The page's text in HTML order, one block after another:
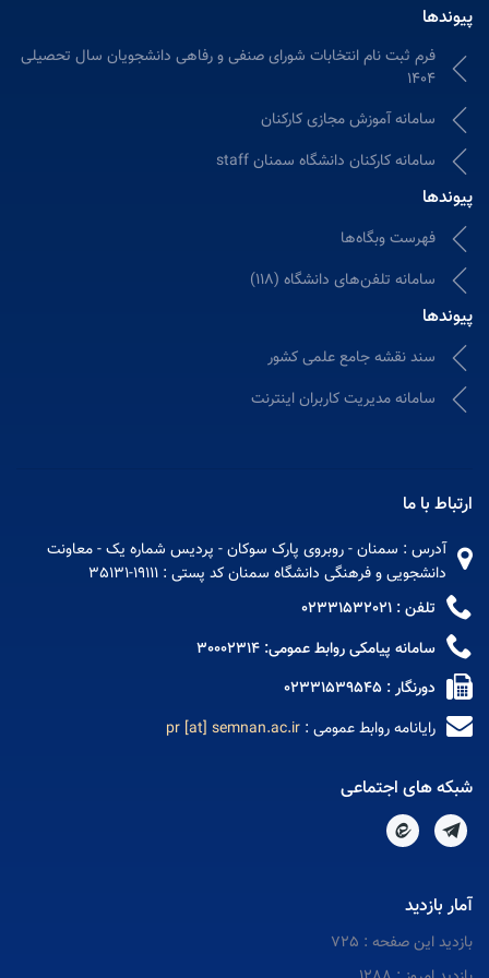
فرم ثبت نام انتخابات شورای صنفی و رفاهی دانشجویان سال تحصیلی
1404
سامانه آموزش مجازی كاركنان
سامانه کارکنان دانشگاه سمنان staff
فهرست وبگاه‌ها
سامانه تلفن‌های دانشگاه (118)
سند نقشه جامع علمی کشور
سامانه مدیریت کاربران اینترنت
با ما
آدرس : سمنان - روبروی پارک سوکان - پردیس شماره یک - معاونت
دانشجویی و فرهنگی دانشگاه سمنان کد پستی : 19111-35131
تلفن : 02331532021
سامانه پیامکی روابط عمومی: 30002314
دورنگار : 02331539545
رایانامه روابط عمومی :pr [at] semnan.ac.ir
های اجتماعی
بازدید
این صفحه : 725